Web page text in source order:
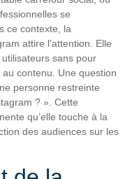
se
ce contexte, la
attire l’attention. Elle
sans pour
contenu. Une question
personne restreinte
? ». Cette
qu’elle touche à la
des audiences sur les